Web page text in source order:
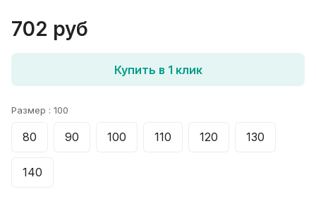
702 руб
Купить в 1 клик
Размер : 100
80 90 100 110 120 130
140